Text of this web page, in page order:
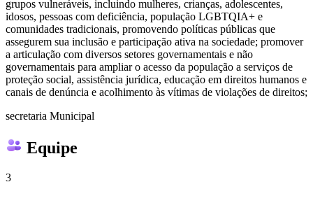
grupos vulneráveis, incluindo mulheres, crianças, adolescentes,
idosos, pessoas com deficiência, população LGBTQIA+ e
comunidades tradicionais, promovendo políticas públicas que
assegurem sua inclusão e participação ativa na sociedade; promover
a articulação com diversos setores governamentais e não
governamentais para ampliar o acesso da população a serviços de
proteção social, assistência jurídica, educação em direitos humanos e
canais de denúncia e acolhimento às vítimas de violações de direitos;
secretaria Municipal
Equipe
3